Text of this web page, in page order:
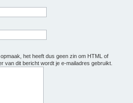
het heeft dus geen zin om HTML of
van dit bericht wordt je e-mailadres gebruikt.